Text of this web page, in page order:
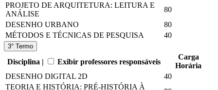
PROJETO DE ARQUITETURA: LEITURA E
ANÁLISE
80
DESENHO URBANO
80
MÉTODOS E TÉCNICAS DE PESQUISA
40
3° Termo
Disciplina | Exibir professores responsáveis
Carga
Horária
DESENHO DIGITAL 2D
40
TEORIA E HISTÓRIA: PRÉ-HISTÓRIA À